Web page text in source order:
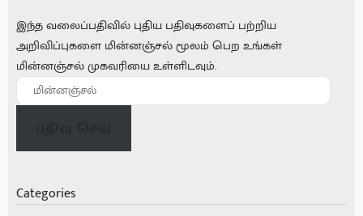
இந்த வலைப்பதிவில் புதிய பதிவுகளைப் பற்றிய
அறிவிப்புகளை மின்னஞ்சல் மூலம் பெற உங்கள்
மின்னஞ்சல் முகவரியை உள்ளிடவும்.
Categories